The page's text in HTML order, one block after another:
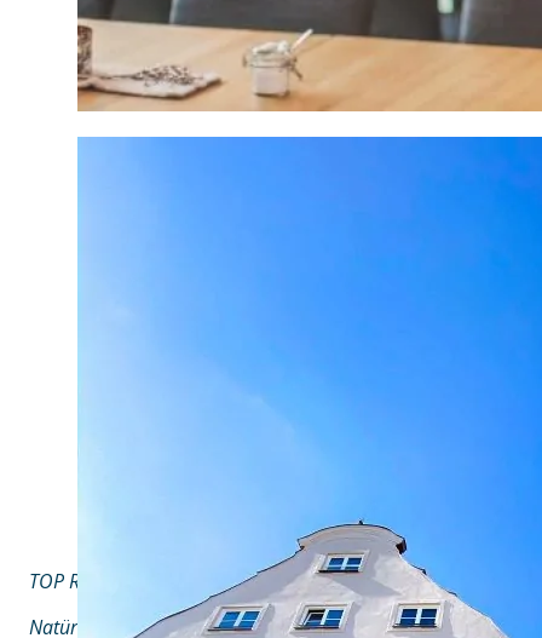
TOP RESTAURANT ALS ESSZIMMER MIT HEIMATKÜCHE
Natürlich und köstlich – dabei natürlich köstlich. Regional,